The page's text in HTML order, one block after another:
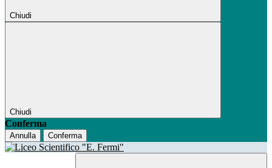
Chiudi
Chiudi
Conferma
Annulla Conferma